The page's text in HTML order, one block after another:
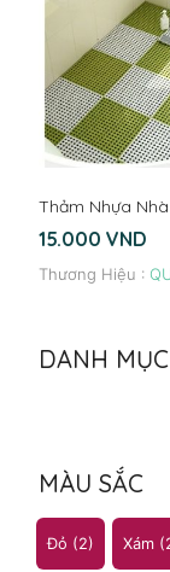
DANH
MÀU SẮC
Đỏ (2) Xám
Thảm Nhựa
15.000VND
Thương Hiệu :